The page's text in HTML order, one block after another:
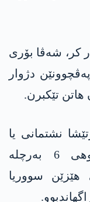
کر، شەڤا بۆری
دژوار
تێکبرن.
نشتمانی یا
ئۆپۆزیسیۆنا سووریەیێ دە، دوھی 6 بەرچلە
سووریا